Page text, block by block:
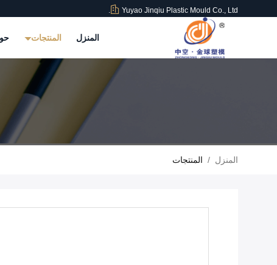
Yuyao Jinqiu Plastic Mould Co., Ltd.
المنزل المنتجات
المنزل / المنتجات